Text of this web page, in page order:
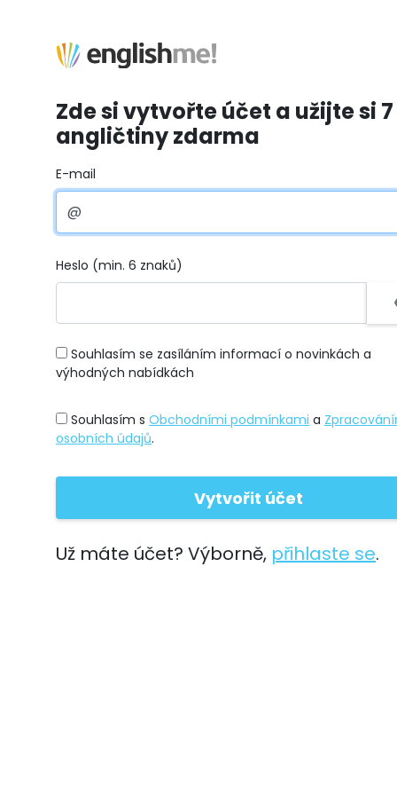
Zde si vytvořte účet a užijte si
angličtiny zdarma
E-mail
Heslo (min. 6 znaků)
Souhlasím se zasíláním informací o novinkách a
výhodných nabídkách
Souhlasím s Obchodními podmínkami a
osobních údajů.
Už máte účet? Výborně, přihlaste se.